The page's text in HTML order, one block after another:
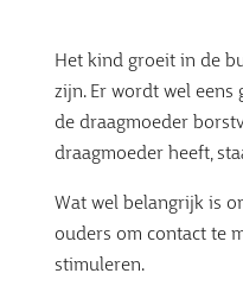
Het kind groeit in de
zijn. Er wordt wel eens
de draagmoeder
draagmoeder heeft,
Wat wel belangrijk is
ouders om contact te
stimuleren.